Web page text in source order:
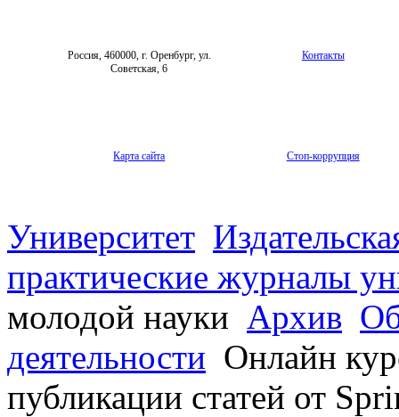
Россия, 460000, г. Оренбург, ул.
Советская, 6
Контакты
Карта сайта Стоп-коррупция
Университет
практические журналы
молодой науки Архив
деятельности Онлайн
публикации статей от